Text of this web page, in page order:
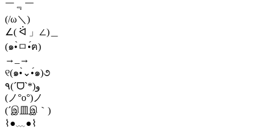
￣﹃￣
(/ω＼)
∠( ᐛ 」∠)＿
(๑•̀ㅁ•́ฅ)
→_→
୧(๑•̀⌄•́๑)૭
٩(ˊᗜˋ*)و
(ノ°ο°)ノ
(´இ皿இ｀)
⌇●﹏●⌇